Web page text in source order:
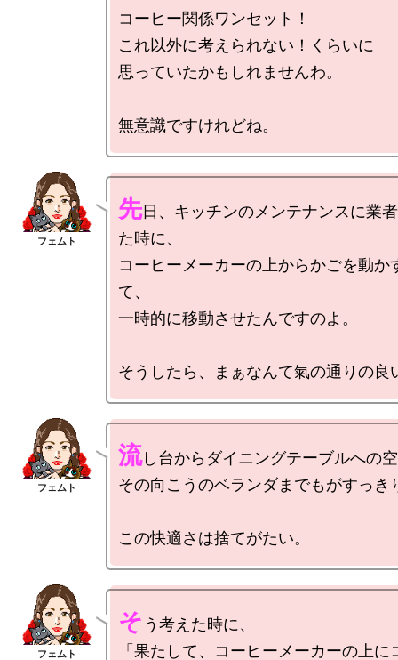
コーヒー関係ワンセット！
これ以外に考えられない！くらいに
思っていたかもしれませんわ。
先日、キッチンのメンテナンスに業
た時に、
コーヒーメーカーの上からかごを動か
て、
一時的に移動させたんですのよ。
流し台からダイニングテーブルへの
その向こうのベランダまでもがすっき
そ う考えた時に、
「果たして、コーヒーメーカーの上に